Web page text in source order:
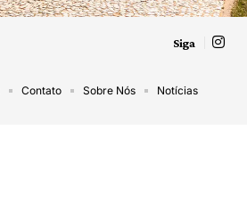
Siga
Contato Sobre Nós Notícias